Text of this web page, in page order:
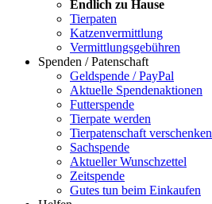
Endlich zu Hause
Tierpaten
Katzenvermittlung
Vermittlungsgebühren
Spenden / Patenschaft
Geldspende / PayPal
Aktuelle Spendenaktionen
Futterspende
Tierpate werden
Tierpatenschaft verschenken
Sachspende
Aktueller Wunschzettel
Zeitspende
Gutes tun beim Einkaufen